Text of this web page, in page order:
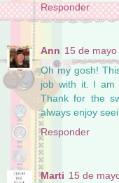
Responder
Ann 15 de
Oh my gosh!
job with it. I am
Thank for the
always enjoy
Responder
Marti 15 de